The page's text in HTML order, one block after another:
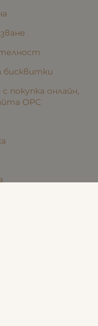
бисквитки
покупка онлайн,
ОРС